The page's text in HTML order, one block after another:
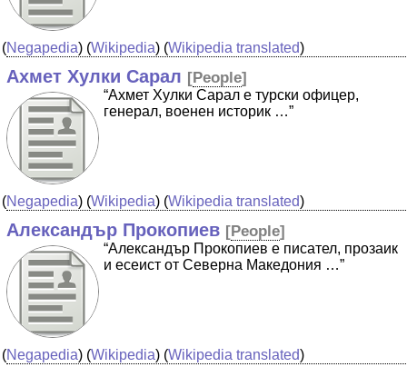
(Negapedia) (Wikipedia) (Wikipedia translated)
Ахмет Хулки Сарал [People]
“Ахмет Хулки Сарал е турски офицер,
генерал, военен историк …”
(Negapedia) (Wikipedia) (Wikipedia translated)
Александър Прокопиев [People]
“Александър Прокопиев е писател, прозаик
и есеист от Северна Македония …”
(Negapedia) (Wikipedia) (Wikipedia translated)